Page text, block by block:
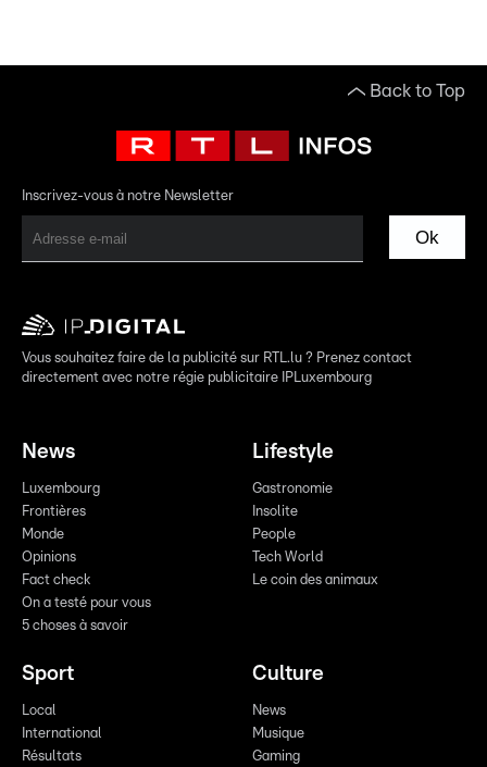
Back to Top
Inscrivez-vous à notre Newsletter
Ok
Vous souhaitez faire de la publicité sur RTL.lu ? Prenez contact
directement avec notre régie publicitaire IPLuxembourg
News
Luxembourg
Frontières
Monde
Opinions
Fact check
On a testé pour vous
5 choses à savoir
Lifestyle
Gastronomie
Insolite
People
Tech World
Le coin des animaux
Sport
Local
International
Résultats
Culture
News
Musique
Gaming